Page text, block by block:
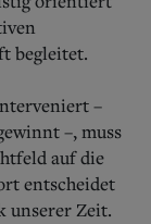
begleitet.
–
–, muss
auf die
entscheidet
unserer Zeit.